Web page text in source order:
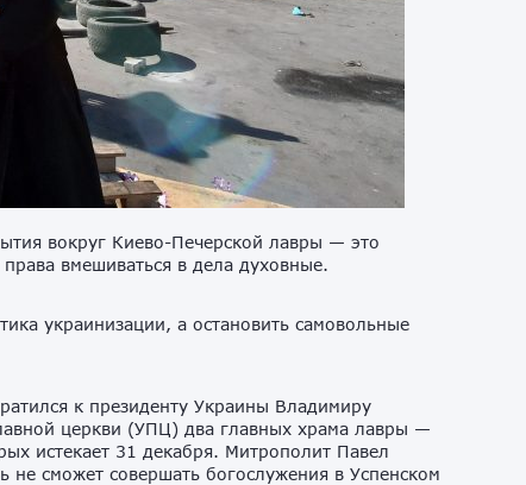
вокруг Киево-Печерской лавры — это
вмешиваться в дела духовные.
украинизации, а остановить самовольные
к президенту Украины Владимиру
церкви (УПЦ) два главных храма лавры —
истекает 31 декабря. Митрополит Павел
не сможет совершать богослужения в Успенском